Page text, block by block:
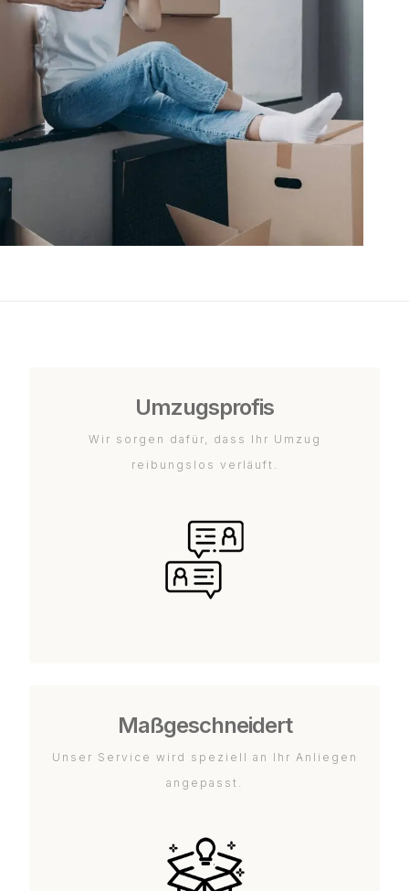
Umzugsprofis
Wir sorgen dafür, dass Ihr Umzug
reibungslos verläuft.
Maßgeschneidert
Unser Service wird speziell an Ihr Anliegen
angepasst.